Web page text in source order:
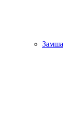
Замша